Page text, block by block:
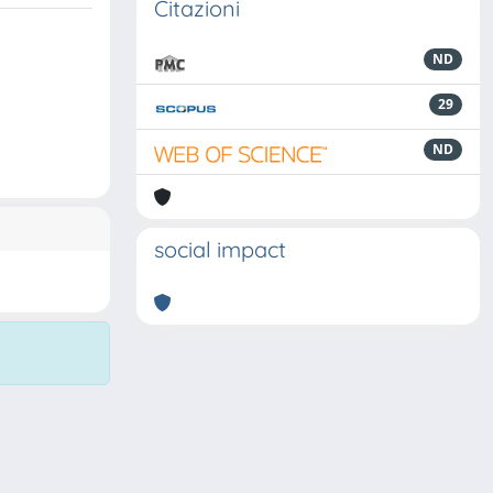
Citazioni
ND
29
ND
social impact